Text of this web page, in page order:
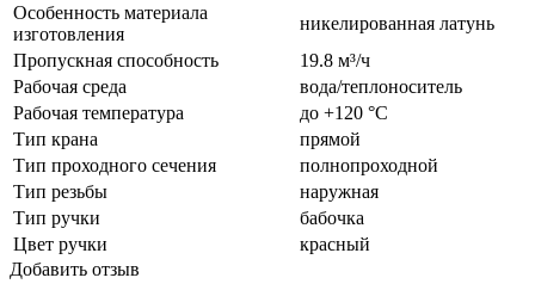
Особенность материала
изготовления
никелированная латунь
Пропускная способность
19.8 м³/ч
Рабочая среда
вода/теплоноситель
Рабочая температура
до +120 °C
Тип крана
прямой
Тип проходного сечения
полнопроходной
Тип резьбы
наружная
Тип ручки
бабочка
Цвет ручки
красный
Добавить отзыв